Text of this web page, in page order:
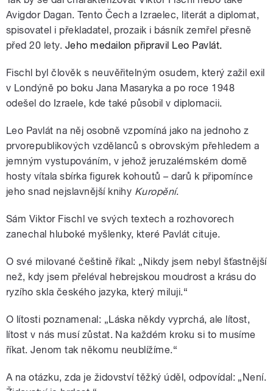
Avigdor Dagan. Tento Čech a Izraelec, literát a diplomat,
spisovatel i překladatel, prozaik i básník zemřel přesně
před 20 lety. Jeho medailon připravil Leo Pavlát.
Fischl byl člověk s neuvěřitelným osudem, který zažil exil
v Londýně po boku Jana Masaryka a po roce 1948
odešel do Izraele, kdetaké působil v diplomacii.
Leo Pavlát na něj osobně vzpomíná jako na jednoho z
prvorepublikových vzdělanců s obrovským přehledem a
jemným vystupováním, v jehož jeruzalémském domě
hosty vítala sbírka figurek kohoutů – darů k připomínce
jehosnad nejslavnější knihy Kuropění.
Sám Viktor Fischl ve svých textech a rozhovorech
zanechal hluboké myšlenky, které Pavlát cituje.
O své milované češtině říkal: „Nikdy jsem nebyl šťastnější
než, kdy jsem přeléval hebrejskou moudrost a krásu do
ryzího skla českého jazyka, který miluji.“
O lítosti poznamenal: „Láska někdy vyprchá, ale lítost,
lítost v nás musí zůstat. Na každém kroku si to musíme
říkat.Jenom tak někomu neublížíme.“
A na otázku, zda je židovství těžký úděl,odpovídal: „Není.